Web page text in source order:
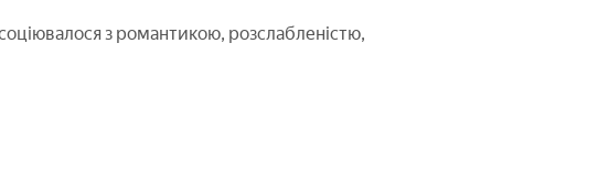
з романтикою, розслабленістю,